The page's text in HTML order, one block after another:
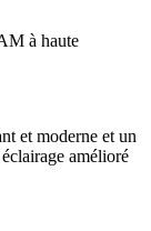
à haute
et moderne et un
amélioré